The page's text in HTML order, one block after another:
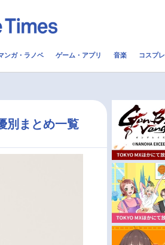
2.5次元 配信・Vtuber
今期アニメ曜日別一覧
ンガ・ラノベ ゲーム・アプリ 音楽 コスプレ
別まとめ一覧